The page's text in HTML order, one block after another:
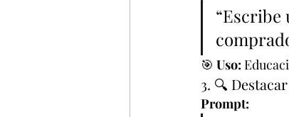
“Escribe
🎯 Uso:
3. 🔍
Prompt: